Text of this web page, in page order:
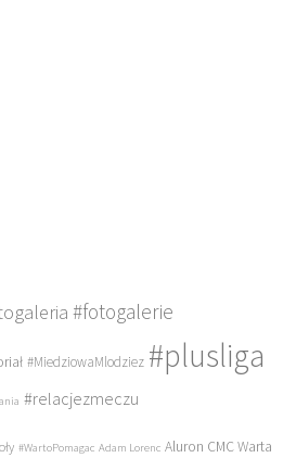
#fotogalerie
#MiedziowaMlodziez #plusliga
#relacjezmeczu
#WartoPomagac Adam Lorenc Aluron CMC Warta